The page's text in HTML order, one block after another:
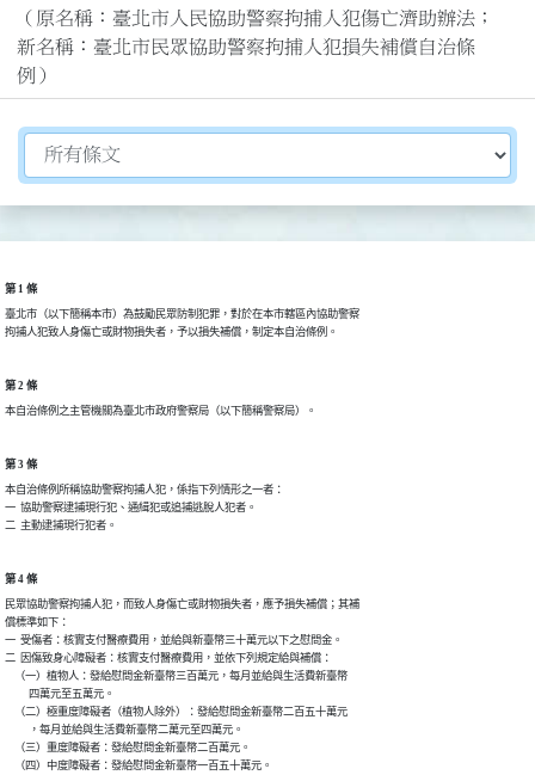
（原名稱：臺北市人民協助警察拘捕人犯傷亡濟助辦法；
新名稱：臺北市民眾協助警察拘捕人犯損失補償自治條
例）
切換選擇法規資訊內容
第 1 條
臺北市（以下簡稱本市）為鼓勵民眾防制犯罪，對於在本市轄區內協助警察
拘捕人犯致人身傷亡或財物損失者，予以損失補償，制定本自治條例。
第 2 條
本自治條例之主管機關為臺北市政府警察局（以下簡稱警察局）。
第 3 條
本自治條例所稱協助警察拘捕人犯，係指下列情形之一者：
一  協助警察逮捕現行犯、通緝犯或追捕逃脫人犯者。
二  主動逮捕現行犯者。
第 4 條
民眾協助警察拘捕人犯，而致人身傷亡或財物損失者，應予損失補償；其補
償標準如下：
一  受傷者：核實支付醫療費用，並給與新臺幣三十萬元以下之慰問金。
二  因傷致身心障礙者：核實支付醫療費用，並依下列規定給與補償：
    （一）植物人：發給慰問金新臺幣三百萬元，每月並給與生活費新臺幣
          四萬元至五萬元。
    （二）極重度障礙者（植物人除外）：發給慰問金新臺幣二百五十萬元
          ，每月並給與生活費新臺幣二萬元至四萬元。
    （三）重度障礙者：發給慰問金新臺幣二百萬元。
    （四）中度障礙者：發給慰問金新臺幣一百五十萬元。